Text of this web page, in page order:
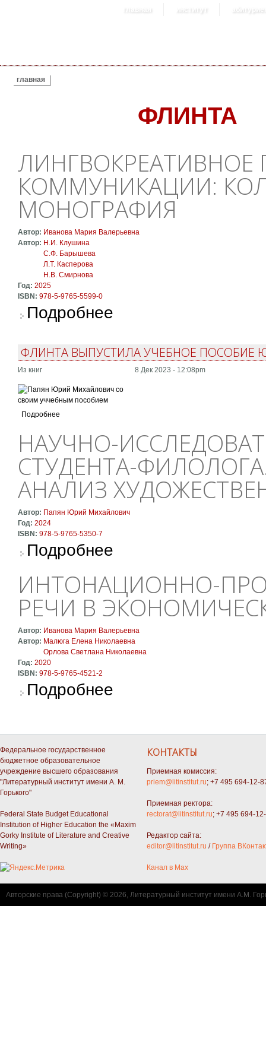
главная институт
ВЫ ЗДЕСЬ
главная
ФЛИНТА
ЛИНГВОКРЕАТИВНОЕ
КОММУНИКАЦИИ:
МОНОГРАФИЯ
Автор: Иванова Мария Валерьевна
Автор: Н.И. Клушина
С.Ф. Барышева
Л.Т. Касперова
Н.В. Смирнова
Год: 2025
ISBN: 978-5-9765-5599-0
Подробнее
ФЛИНТА ВЫПУСТИЛА УЧЕБНОЕ
Из книг 8 Дек 2023 - 12:08pm
Подробнее
НАУЧНО-
СТУДЕНТА-
АНАЛИЗ
Автор: Папян Юрий Михайлович
Год: 2024
ISBN: 978-5-9765-5350-7
Подробнее
ИНТОНАЦИОННО-
РЕЧИ В
Автор: Иванова Мария Валерьевна
Автор: Малюга Елена Николаевна
Орлова Светлана Николаевна
Год: 2020
ISBN: 978-5-9765-4521-2
Подробнее
Федеральное государственное
бюджетное образовательное
учреждение высшего образования
"Литературный институт имени А. М.
Горького"
Federal State Budget Educational
Institution of Higher Education the «Maxim
Gorky Institute of Literature and Creative
Writing»
КОНТАКТЫ
Приемная комиссия:
priem@litinstitut.ru; +7 495 694-12-
Приемная ректора:
rectorat@litinstitut.ru; +7 495 694-
Редактор сайта:
editor@litinstitut.ru / Группа
Канал в Max
Авторские права (Copyright) © 2026, Литературный институт имени А.М.